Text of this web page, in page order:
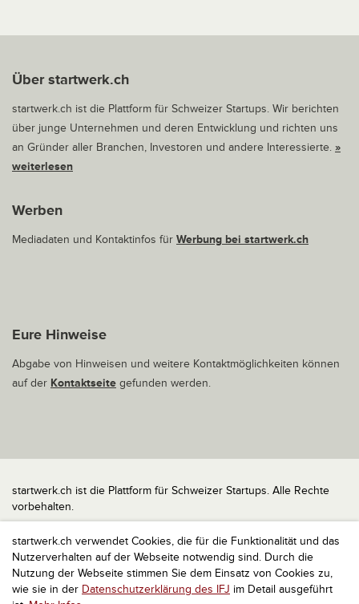
startwerk.ch verwendet Cookies, die für die Funktionalität und das
Nutzerverhalten auf der Webseite notwendig sind. Durch die
Nutzung der Webseite stimmen Sie dem Einsatz von Cookies zu,
wie sie in der Datenschutzerklärung des IFJ im Detail ausgeführt
Über startwerk.ch
startwerk.ch ist die Plattform für Schweizer Startups. Wir berichten
über junge Unternehmen und deren Entwicklung und richten uns
an Gründer aller Branchen, Investoren und andere Interessierte. »
weiterlesen
Werben
Mediadaten und Kontaktinfos für Werbung bei startwerk.ch
Eure Hinweise
Abgabe von Hinweisen und weitere Kontaktmöglichkeiten können
auf der Kontaktseite gefunden werden.
startwerk.ch ist die Plattform für Schweizer Startups. Alle Rechte
vorbehalten.
Impressum
Kontakt
nach oben